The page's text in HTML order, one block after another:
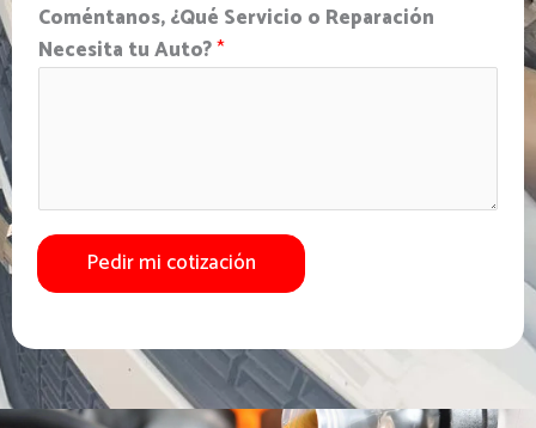
Coméntanos, ¿Qué Servicio o Reparación
Necesita tu Auto?*
Pedir mi cotización